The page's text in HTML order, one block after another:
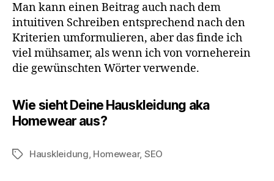
Man kann einen Beitrag auch nach dem
intuitiven Schreiben entsprechend nach den
Kriterien umformulieren, aber das finde ich
viel mühsamer, als wenn ich von vorneherein
die gewünschten Wörter verwende.
Wie sieht Deine Hauskleidung aka
Homewear aus?
Schlagwörter
Hauskleidung, Homewear, SEO